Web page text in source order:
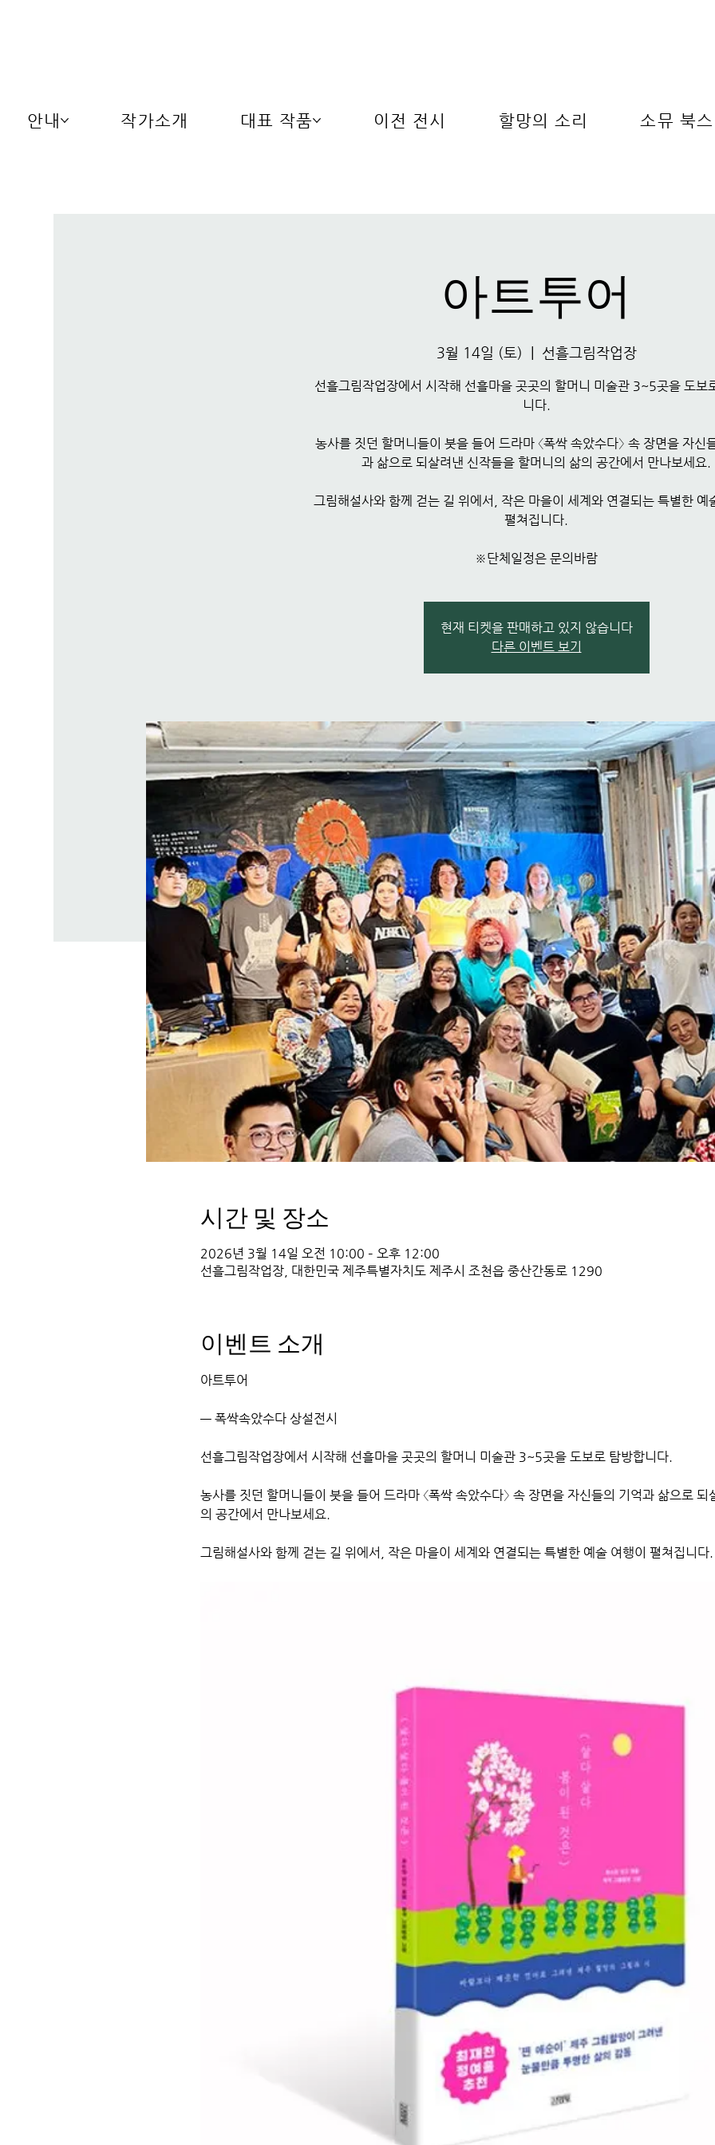
안내 작가소개 대표 작품 이전 전시 할망의 소리 소뮤 북
아트투어
3월 14일 (토) 선흘그림작업장
선흘그림작업장에서 시작해 선흘마을 곳곳의 할머니 미술관 3~5곳을 도보
니다.
농사를 짓던 할머니들이 붓을 들어 드라마 〈폭싹 속았수다〉 속 장면을 자신
과 삶으로 되살려낸 신작들을 할머니의 삶의 공간에서 만나보세요.
그림해설사와 함께 걷는 길 위에서, 작은 마을이 세계와 연결되는 특별한 예
펼쳐집니다.
※단체일정은 문의바람
현재 티켓을 판매하고 있지 않습니다
다른 이벤트 보기
시간 및 장소
2026년 3월 14일 오전 10:00 – 오후 12:00
선흘그림작업장, 대한민국 제주특별자치도 제주시 조천읍 중산간동로 1290
이벤트 소개
아트투어
― 폭싹속았수다 상설전시
선흘그림작업장에서 시작해 선흘마을 곳곳의 할머니 미술관 3~5곳을 도보로 탐방합니다.
농사를 짓던 할머니들이 붓을 들어 드라마 〈폭싹 속았수다〉 속 장면을 자신들의 기억과 삶으로
의 공간에서 만나보세요.
그림해설사와 함께 걷는 길 위에서, 작은 마을이 세계와 연결되는 특별한 예술 여행이 펼쳐집니다.